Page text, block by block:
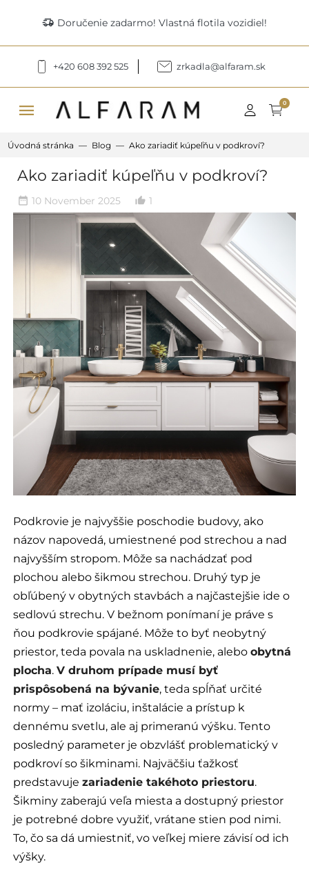
delivery_truck_speed Doručenie zadarmo! Vlastná flotila vozidiel!
+420 608 392 525 zrkadla@alfaram.sk
menu 0
Úvodná stránka Blog Ako zariadiť kúpeľňu v podkroví?
Ako zariadiť kúpeľňu v podkroví?
date_range 10 November 2025 thumb_up_alt 1
Podkrovie je najvyššie poschodie budovy, ako
názov napovedá, umiestnené pod strechou a nad
najvyšším stropom. Môže sa nachádzať pod
plochou alebo šikmou strechou. Druhý typ je
obľúbený v obytných stavbách a najčastejšie ide o
sedlovú strechu. V bežnom ponímaní je práve s
ňou podkrovie spájané. Môže to byť neobytný
priestor, teda povala na uskladnenie, aleboobytná
plocha.V druhom prípade musí byť
prispôsobená na bývanie, teda spĺňať určité
normy – mať izoláciu, inštalácie a prístup k
dennému svetlu, ale aj primeranú výšku. Tento
posledný parameter je obzvlášť problematický v
podkroví so šikminami. Najväčšiu ťažkosť
predstavujezariadenie takéhoto priestoru.
Šikminy zaberajú veľa miesta a dostupný priestor
je potrebné dobre využiť, vrátane stien pod nimi.
To, čo sa dá umiestniť, vo veľkej miere závisí od ich
výšky.